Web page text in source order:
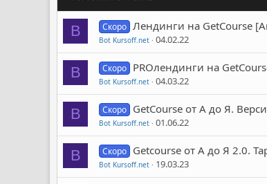
B Скоро Лендинги на GetCourse
Bot Kursoff.net 04.02.22
B Скоро PROлендинги на
Bot Kursoff.net 04.03.22
B Скоро GetCourse от А до Я.
Bot Kursoff.net 01.06.22
B Скоро Getcourse от А до Я 2.0.
Bot Kursoff.net 19.03.23